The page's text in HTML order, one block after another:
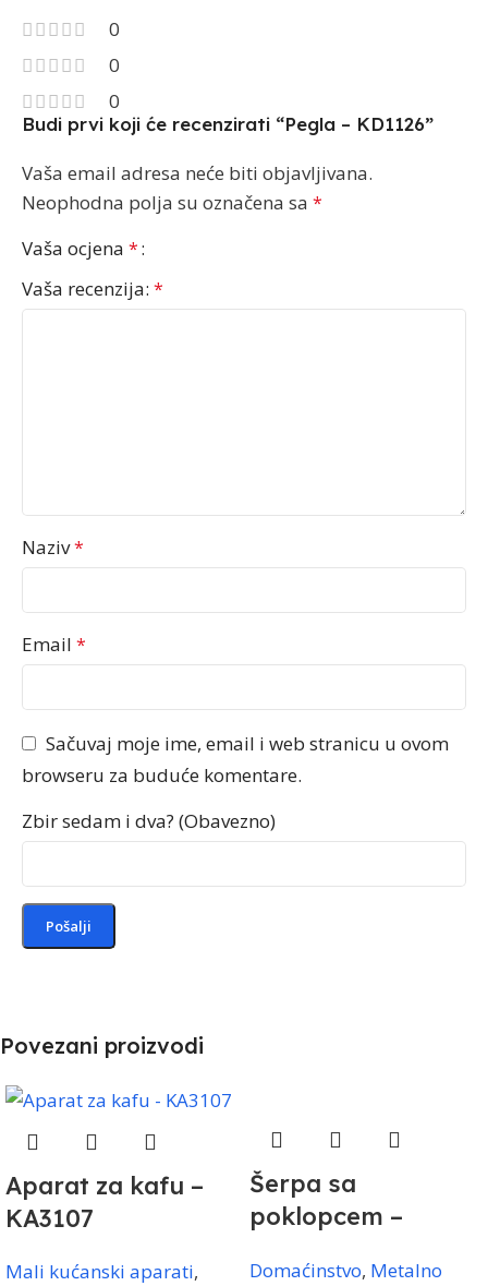
0
0
0
Budi prvi koji će recenzirati “Pegla – KD1126”
Vaša email adresa neće biti objavljivana.
Neophodna polja su označena sa *
Vaša ocjena *
Vaša recenzija: *
Naziv*
Email *
Sačuvaj moje ime, email i web stranicu u ovom
browseru za buduće komentare.
Zbir sedam i dva? (Obavezno)
Povezani proizvodi
Aparat za kafu –
KA3107
Mali kućanski aparati,
Šerpa sa
poklopcem –
Domaćinstvo, Metalno